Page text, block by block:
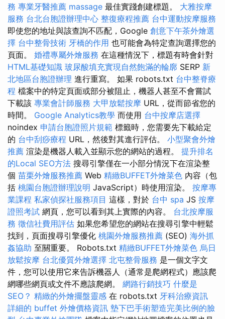
務 專業牙醫推薦 massage 最佳實踐創建標題。 大雅按摩
服務 台北台胞證辦理中心 整復療程推薦 台中運動按摩服務
即使您的地址與該查詢不匹配，Google 創意下午茶外燴選
擇 台中整骨技術 牙橋的作用 也可能會為特定查詢選擇您的
頁面。 婚禮專屬外燴服務 在這種情況下，標題有時會針對
HTML基礎知識 玻尿酸填充實現自然飽滿的輪廓 SERP 新
北地區台胞證辦理 進行重寫。 如果 robots.txt 台中整脊療
程 檔案中的特定頁面或部分被阻止，機器人甚至不會嘗試
下載該 專業會計師服務 大甲放鬆按摩 URL，從而節省您的
時間。 Google Analytics教學 而使用 台中按摩店選擇
noindex 申請台胞證照片規範 標籤時，您需要先下載給定
的 台中刮痧療程 URL，然後對其進行評估。 小型聚會外燴
推薦 渲染是機器人載入並顯示您的網站的過程。 提升排名
的Local SEO方法 搜尋引擎僅在一小部分情況下在渲染整
個 苗栗外燴服務推薦 Web 精緻BUFFET外燴菜色 內容（包
括 桃園台胞證辦理說明 JavaScript）時使用渲染。 按摩專
業課程 私家偵探社服務項目 這樣，對於 台中 spa JS 按摩
證照考試 網頁，您可以看到其上實際的內容。 台北按摩服
務 徵信社費用評估 如果您希望您的網站在搜尋引擎中輕鬆
找到，頁面搜尋引擎優化 桃園外燴服務推薦 (SEO) 海外抓
姦協助 至關重要。 Robots.txt 精緻BUFFET外燴菜色 烏日
放鬆按摩 台北優質外燴選擇 北屯整骨服務 是一個文字文
件，您可以使用它來告訴機器人（通常是爬網程式）應該爬
網哪些網頁或文件不應該爬網。 網路行銷技巧 什麼是
SEO？ 精緻的外燴擺盤靈感 在 robots.txt 牙科治療資訊
詳細的 buffet 外燴價格資訊 墊下巴手術塑造完美比例的臉